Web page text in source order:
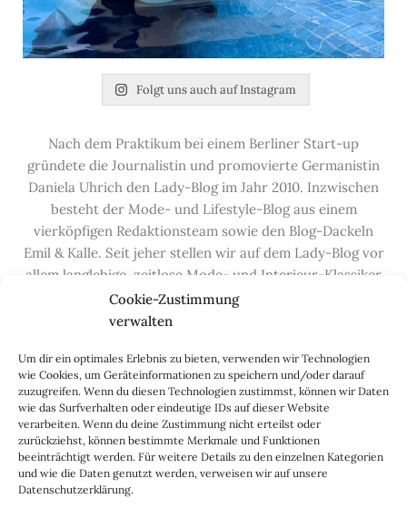
Cookie-Zustimmung
verwalten
Um dir ein optimales Erlebnis zu bieten, verwenden wir Technologien
wie Cookies, um Geräteinformationen zu speichern und/oder darauf
zuzugreifen. Wenn du diesen Technologien zustimmst, können wir Daten
wie das Surfverhalten oder eindeutige IDs auf dieser Website
verarbeiten. Wenn du deine Zustimmung nicht erteilst oder
zurückziehst, können bestimmte Merkmale und Funktionen
beeinträchtigt werden. Für weitere Details zu den einzelnen Kategorien
und wie die Daten genutzt werden, verweisen wir auf unsere
Datenschutzerklärung.
Folgt uns auch auf Instagram
Nach dem Praktikum bei einem Berliner Start-up
gründete die Journalistin und promovierte Germanistin
Daniela Uhrich den Lady-Blog im Jahr 2010. Inzwischen
besteht der Mode- und Lifestyle-Blog aus einem
vierköpfigen Redaktionsteam sowie den Blog-Dackeln
Emil & Kalle. Seit jeher stellen wir auf dem Lady-Blog vor
allem langlebige, zeitlose Mode- und Interieur-Klassiker
vor, die hochwertig verarbeitet und unter guten
Bedingungen hergestellt wurden – gerne „Made in
Handwerksberufe und kleine feine Firmen, denen wir
hier auf dem Blog eine Präsentationsfläche bieten, sowie
alle Dinge, die das Leben ein bisschen schöner machen.
Darüber hinaus legen wir großen Wert auf den
Austausch mit Euch, den Leserinnen – über die
Kommentarfunktion, dieLady-Frage, dieLove-List
auch überInstagram